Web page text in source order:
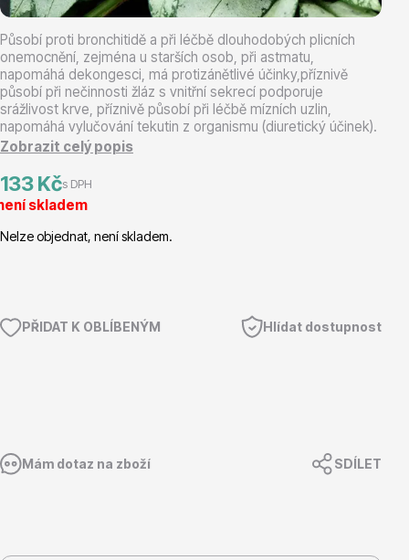
Magnólie
Působí proti bronchitidě a při léčbě dlouhodobých plicních
onemocnění, zejména u starších osob, při astmatu,
napomáhá dekongesci, má protizánětlivé účinky,příznivě
působí při nečinnosti žláz s vnitřní sekrecí podporuje
srážlivost krve, příznivě působí při léčbě mízních uzlin,
napomáhá vylučování tekutin z organismu (diuretický účinek).
Zobrazit celý popis
133 Kčs DPH
skladem
Nelze objednat, není skladem.
PŘIDAT K OBLÍBENÝM Hlídat dostupnost
Mám dotaz na zboží SDÍLET